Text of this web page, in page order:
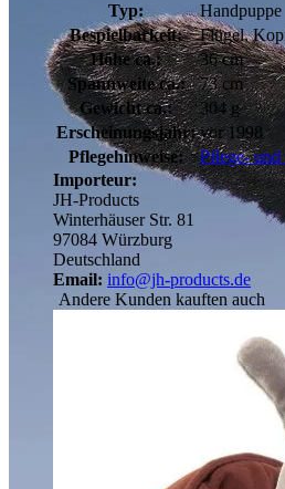
Typ:
Handpuppe
Bespielbarkeit:
Flügel,
Höhe ca.:
36 cm
Spannweite ca.:
73 cm
Gewicht ca.:
304 g
Erscheinungsjahr: vor 1998
Pflegehinweise:
Pflege-
Importeur:
JH-Products
Winterhäuser Str. 81
97084 Würzburg
Deutschland
Email: info@jh-products.de
Andere Kunden kauften auch